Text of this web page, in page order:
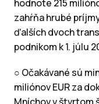
hodnote 215
zahŕňa hrubé
ďalších dvoch
podnikom k 1. júlu
○ Očakávané sú
miliónov EUR za